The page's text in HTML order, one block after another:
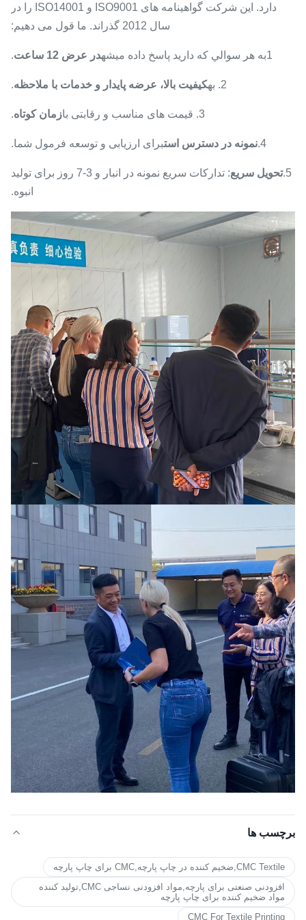
دارد. این شرکت گواهینامه های ISO9001 و ISO14001 را در
سال 2012 گذراند. ما قول می دهیم:
1به هر سوالي که داريد پاسخ داده ميشه در عرض 12 ساعت .
2. به کیفیت بالا، عرضه پایدار و خدمات با ملاحظه.
3. قیمت های مناسب و رقابتی با زمان کوتاه.
4. نمونه در دسترس استبرای ارزیابی و توسعه فرمول شما.
5. تحویل سریع
: تدارکات سریع نمونه در انبار و 3-7 روز برای تولید
انبوه.
برچسب ها
CMC Textile,ضخیم کننده در چاپ پارچه,CMC برای چاپ پارچه
افزودنی صنعتی برای پارچه,مواد افزودنی نساجی CMC,تولید کننده
مواد ضخیم کننده برای چاپ پارچه
CMC For Textile Printing